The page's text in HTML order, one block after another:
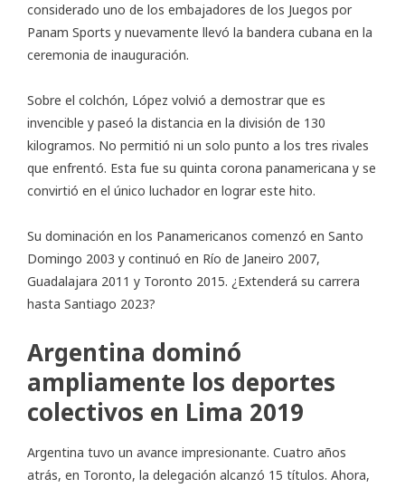
considerado uno de los embajadores de los Juegos por
Panam Sports y nuevamente llevó la bandera cubana en la
ceremonia de inauguración.
Sobre el colchón, López volvió a demostrar que es
invencible y paseó la distancia en la división de 130
kilogramos. No permitió ni un solo punto a los tres rivales
que enfrentó. Esta fue su quinta corona panamericana y se
convirtió en el único luchador en lograr este hito.
Su dominación en los Panamericanos comenzó en Santo
Domingo 2003 y continuó en Río de Janeiro 2007,
Guadalajara 2011 y Toronto 2015. ¿Extenderá su carrera
hasta Santiago 2023?
Argentina dominó
ampliamente los deportes
colectivos en Lima 2019
Argentina tuvo un avance impresionante. Cuatro años
atrás, en Toronto, la delegación alcanzó 15 títulos. Ahora,